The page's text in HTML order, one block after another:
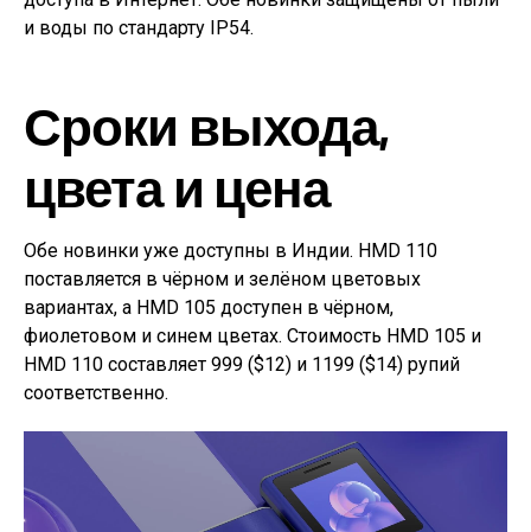
и воды по стандарту IP54.
Сроки выхода,
цвета и цена
Обе новинки уже доступны в Индии. HMD 110
поставляется в чёрном и зелёном цветовых
вариантах, а HMD 105 доступен в чёрном,
фиолетовом и синем цветах. Стоимость HMD 105 и
HMD 110 составляет 999 ($12) и 1199 ($14) рупий
соответственно.